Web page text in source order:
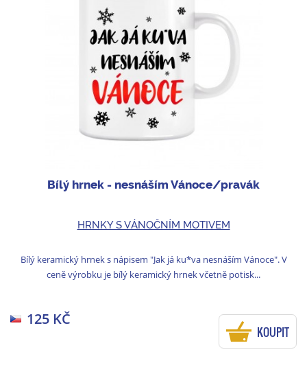
Bílý hrnek - nesnáším Vánoce/pravák
HRNKY S VÁNOČNÍM MOTIVEM
Bílý keramický hrnek s nápisem "Jak já ku*va nesnáším Vánoce". V
ceně výrobku je bílý keramický hrnek včetně potisk...
125 KČ
KOUPIT